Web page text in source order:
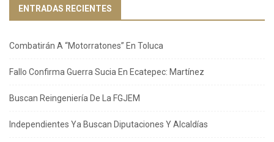
ENTRADAS RECIENTES
Combatirán A “Motorratones” En Toluca
Fallo Confirma Guerra Sucia En Ecatepec: Martínez
Buscan Reingeniería De La FGJEM
Independientes Ya Buscan Diputaciones Y Alcaldías